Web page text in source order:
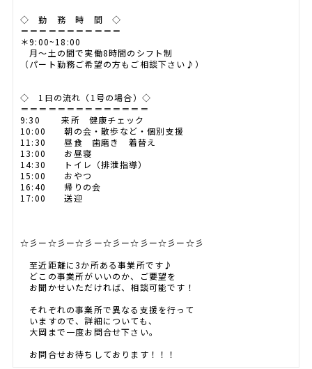
◇ 勤 務 時 間 ◇
＝＝＝＝＝＝＝＝＝＝＝
＊9:00~18:00
月～土の間で実働8時間のシフト制
（パート勤務ご希望の方もご相談下さい♪）
◇ 1日の流れ（1号の場合）◇
＝＝＝＝＝＝＝＝＝＝＝＝＝＝
9:30 来所 健康チェック
10:00 朝の会・散歩など・個別支援
11:30 昼食 歯磨き 着替え
13:00 お昼寝
14:30 トイレ（排泄指導）
15:00 おやつ
16:40 帰りの会
17:00 送迎
☆彡ー☆彡ー☆彡ー☆彡ー☆彡ー☆彡ー☆彡
至近距離に3か所ある事業所です♪
どこの事業所がいいのか、ご要望を
お聞かせいただければ、相談可能です！
それぞれの事業所で異なる支援を行って
いますので、詳細についても、
大岡まで一度お問合せ下さい。
お問合せお待ちしております！！！